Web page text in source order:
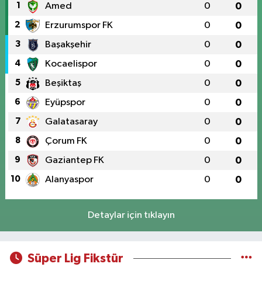
1 Amed 0 0
2 Erzurumspor FK 0 0
3 Başakşehir 0 0
4 Kocaelispor 0 0
5 Beşiktaş 0 0
6 Eyüpspor 0 0
7 Galatasaray 0 0
8 Çorum FK 0 0
9 Gaziantep FK 0 0
10 Alanyaspor 0 0
Detaylar için tıklayın
Süper Lig Fikstür